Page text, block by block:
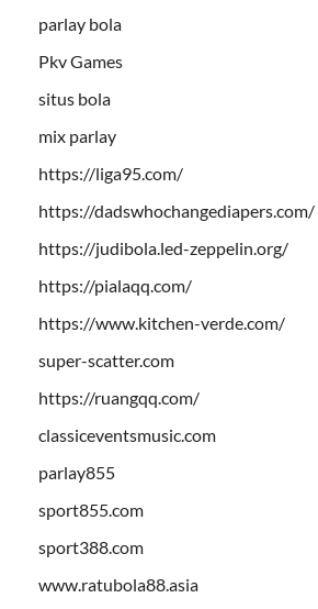
parlay bola
Pkv Games
situs bola
mix parlay
https://liga95.com/
https://dadswhochangediapers.com/
https://judibola.led-zeppelin.org/
https://pialaqq.com/
https://www.kitchen-verde.com/
super-scatter.com
https://ruangqq.com/
classiceventsmusic.com
parlay855
sport855.com
sport388.com
www.ratubola88.asia